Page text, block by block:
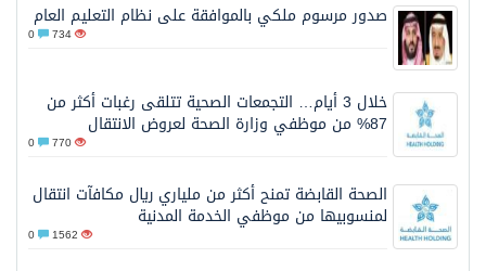
صدور مرسوم ملكي بالموافقة على نظام التعليم العام
734
خلال 3 أيام… التجمعات الصحية تتلقى رغبات أكثر من
87% من موظفي وزارة الصحة لعروض الانتقال
770
الصحة القابضة تمنح أكثر من ملياري ريال مكافآت انتقال
لمنسوبيها من موظفي الخدمة المدنية
1562